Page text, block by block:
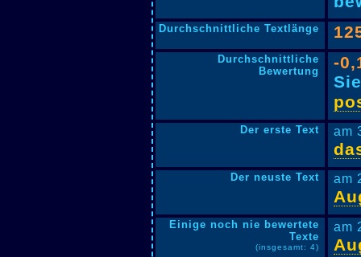
Durchschnittliche Textlänge
Durchschnittliche
Bewertung
-
Der erste Text am
Der neuste Text am
Einige noch nie bewertete
Texte
(insgesamt: 4)
am